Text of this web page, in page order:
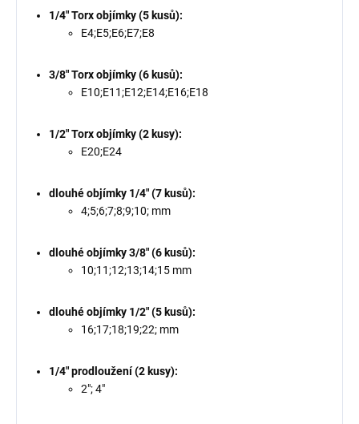
1/4" Torx objímky (5 kusů):
E4;E5;E6;E7;E8
3/8" Torx objímky (6 kusů):
E10;E11;E12;E14;E16;E18
1/2" Torx objímky (2 kusy):
E20;E24
dlouhé objímky 1/4" (7 kusů):
4;5;6;7;8;9;10; mm
dlouhé objímky 3/8" (6 kusů):
10;11;12;13;14;15 mm
dlouhé objímky 1/2" (5 kusů):
16;17;18;19;22; mm
1/4" prodloužení (2 kusy):
2"; 4"